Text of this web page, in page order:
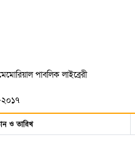
পাবলিক লাইব্রেরী
ও তারিখ